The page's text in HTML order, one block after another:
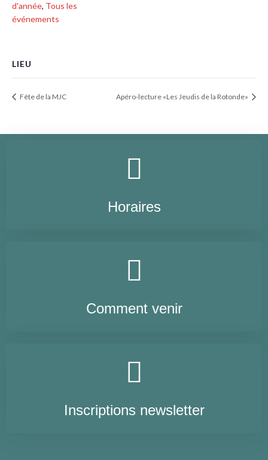
d'année, Tous les
événements
LIEU
Fête de la MJC Apéro-lecture «Les Jeudis de la Rotonde»
Horaires
Comment venir
Inscriptions newsletter